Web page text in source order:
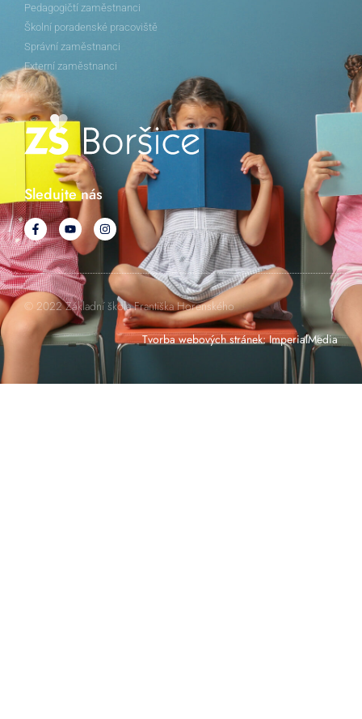
Pedagogičtí zaměstnanci
Školní poradenské pracoviště
Správní zaměstnanci
Externí zaměstnanci
Sledujte nás
© 2022 Základní škola Františka Horenského
Tvorba webových stránek:ImperialMedia